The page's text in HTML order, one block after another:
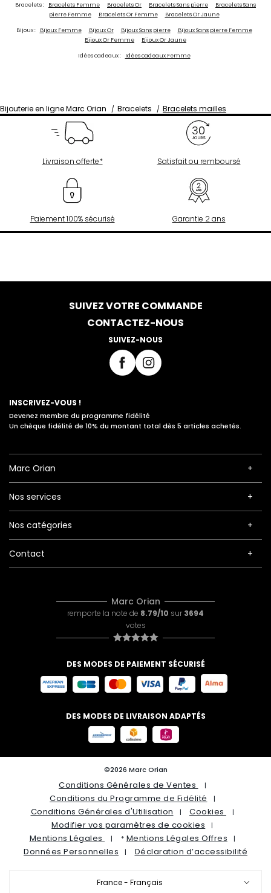
Bracelets : Bracelets Femme Bracelets Or Bracelets Sans pierre
Bracelets Sans
pierre Femme
Bracelets Or Femme Bracelets Or Jaune
Bijoux : Bijoux Femme Bijoux Or Bijoux Sans pierre
Bijoux Sans pierre Femme
Bijoux Or Femme
Bijoux Or Jaune
Idées cadeaux : Idées cadeaux Femme
Bijouterie en ligne Marc Orian Bracelets Bracelets mailles
Livraison offerte* Satisfait ou remboursé
Paiement 100% sécurisé Garantie 2 ans
SUIVEZ VOTRE COMMANDE
CONTACTEZ-NOUS
SUIVEZ-NOUS
INSCRIVEZ-VOUS !
Devenez membre du programme fidélité
Un chèque fidélité de 10% du montant total dès 5 articles achetés.
Marc Orian
Nos services
Nos catégories
Contact
Marc Orian
remporte la note de 8.79/10 sur 3694
votes
DES MODES DE PAIEMENT SÉCURISÉ
DES MODES DE LIVRAISON ADAPTÉS
©2026 Marc Orian
Conditions Générales de Ventes
Conditions du Programme de Fidélité
Conditions Générales d'Utilisation
Cookies
Modifier vos paramètres de cookies
Mentions Légales
* Mentions Légales Offres
Données Personnelles
Déclaration d’accessibilité
France - Français